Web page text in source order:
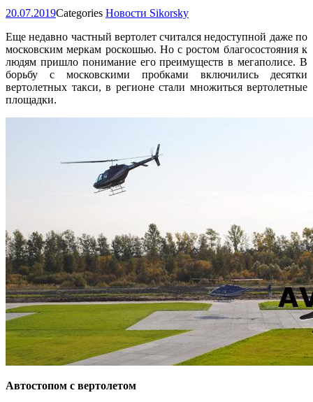
20.07.2019Categories Новости Sikorsky
Еще недавно частный вертолет считался недоступной даже по
московским меркам роскошью. Но с ростом благосостояния к
людям пришло понимание его преимуществ в мегаполисе. В
борьбу с московскими пробками включились десятки
вертолетных такси, в регионе стали множиться вертолетные
площадки.
Автостопом с вертолетом